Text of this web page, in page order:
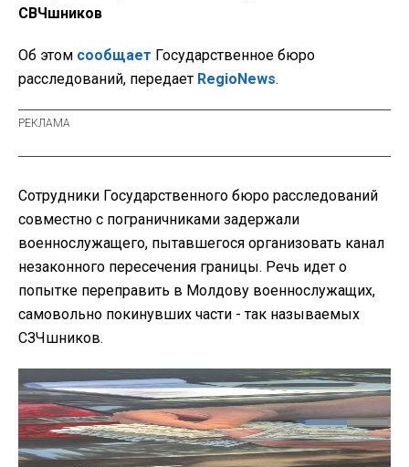
СВЧшников
Об этом сообщает Государственное бюро
расследований, передает RegioNews.
Сотрудники Государственного бюро расследований
совместно с пограничниками задержали
военнослужащего, пытавшегося организовать канал
незаконного пересечения границы. Речь идет о
попытке переправить в Молдову военнослужащих,
самовольно покинувших части - так называемых
СЗЧшников.